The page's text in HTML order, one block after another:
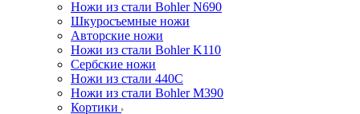
Ножи из стали Bohler N690
Шкуросъемные ножи
Авторские ножи
Ножи из стали Bohler K110
Сербские ножи
Ножи из стали 440С
Ножи из стали Bohler M390
Кортики